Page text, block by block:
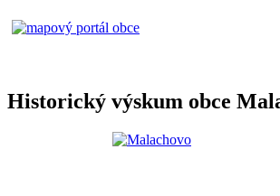
Historický výskum obce